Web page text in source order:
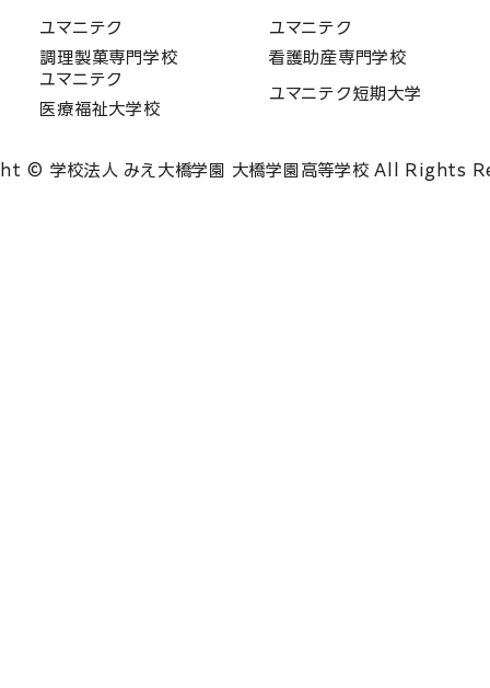
ユマニテク
調理製菓専門学校
ユマニテク
看護助産専門学校
ユマニテク
医療福祉大学校
ユマニテク短期大学
© 学校法人 みえ大橋学園 大橋学園高等学校 All Rights